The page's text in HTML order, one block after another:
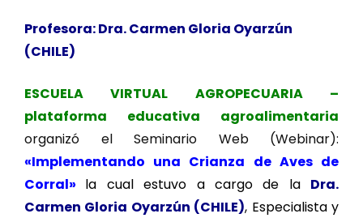
Profesora: Dra. Carmen Gloria Oyarzún
(CHILE)
ESCUELA VIRTUAL AGROPECUARIA –
plataforma educativa agroalimentaria
organizó el Seminario Web (Webinar):
«Implementando una Crianza de Aves de
Corral» la cual estuvo a cargo de la Dra.
Carmen Gloria Oyarzún (CHILE), Especialista y